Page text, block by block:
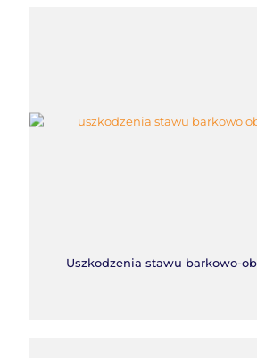
Uszkodzenia stawu barkowo-